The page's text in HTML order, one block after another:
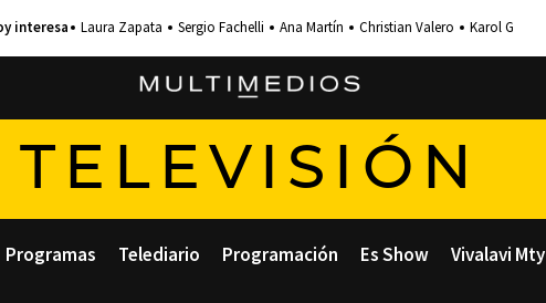
Laura Zapata Sergio Fachelli Ana Martín Christian Valero Karol G
TELEVISIÓN
Programas Telediario Programación Es Show Vivalavi Mty